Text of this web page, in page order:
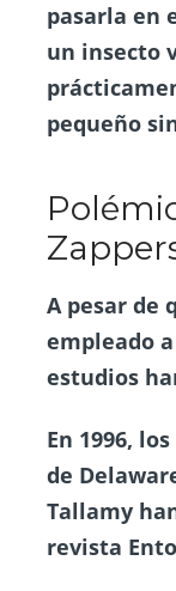
pasarla en
un insecto
pequeño
A pesar de
empleado
estudios
En 1996,
de
Tallamy
revista